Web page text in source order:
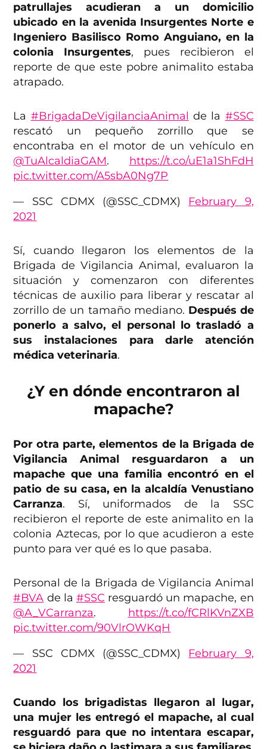
patrullajes acudieran a un domicilio
ubicado en la avenida Insurgentes Norte e
Ingeniero Basilisco Romo Anguiano, en la
colonia Insurgentes, pues recibieron el
reporte de que este pobre animalito estaba
atrapado.
La #BrigadaDeVigilanciaAnimal de la #SSC
rescató un pequeño zorrillo que se
encontraba en el motor de un vehículo en
@TuAlcaldiaGAM. https://t.co/uE1a1ShFdH
pic.twitter.com/A5sbA0Ng7P
— SSC CDMX (@SSC_CDMX) February 9,
2021
Sí, cuando llegaron los elementos de la
Brigada de Vigilancia Animal, evaluaron la
situación y comenzaron con diferentes
técnicas de auxilio para liberar y rescatar al
zorrillo de un tamaño mediano. Después de
ponerlo a salvo, el personal lo trasladó a
sus instalaciones para darle atención
médica veterinaria.
¿Y en dónde encontraron al
mapache?
Por otra parte, elementos de la Brigada de
Vigilancia Animal resguardaron a un
mapache que una familia encontró en el
patio de su casa, en la alcaldía Venustiano
Carranza. Sí, uniformados de la SSC
recibieron el reporte de este animalito en la
colonia Aztecas, por lo que acudieron a este
punto para ver qué es lo que pasaba.
Personal de la Brigada de Vigilancia Animal
#BVA de la #SSC resguardó un mapache, en
@A_VCarranza. https://t.co/fCRlKVnZXB
pic.twitter.com/90VlrOWKqH
— SSC CDMX (@SSC_CDMX) February 9,
2021
Cuando los brigadistas llegaron al lugar,
una mujer les entregó el mapache, al cual
resguardó para que no intentara escapar,